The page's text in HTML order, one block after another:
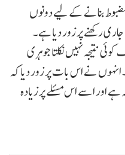
بنانے کے لیے دونوں
رکھنے پر زور دیا ہے۔
نتیجہ نہیں نکلتا جوہری
نے اس بات پر زور دیا کہ
اور اسے اس مسئلے پر زیادہ